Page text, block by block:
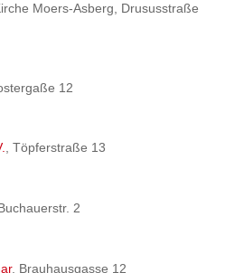
Moers-Asberg, Drususstraße
12
, Töpferstraße 13
Buchauerstr. 2
, Brauhausgasse 12